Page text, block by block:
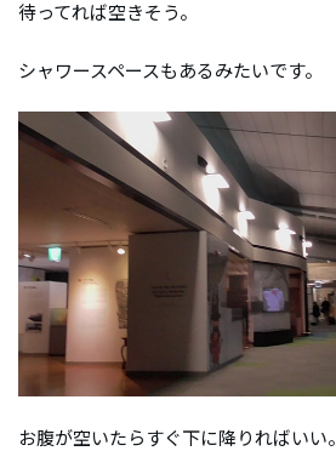
待ってれば空きそう。
シャワースペースもあるみたいです。
お腹が空いたらすぐ下に降りればいい。